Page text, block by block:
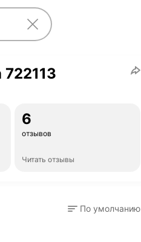
722113
6
отзывов
Читать отзывы
По умолчанию